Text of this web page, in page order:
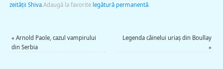
zeităţii Shiva.Adaugă la favorite legătură permanentă.
« Arnold Paole, cazul vampirului
din Serbia
Legenda câinelui uriaş din Boullay
»